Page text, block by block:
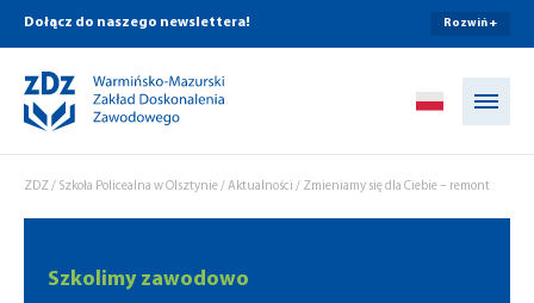
Dołącz do naszego newslettera! Rozwiń +
ZDZ/ Szkoła Policealna w Olsztynie/ Aktualności / Zmieniamy się dla Ciebie – remont
Szkolimy zawodowo